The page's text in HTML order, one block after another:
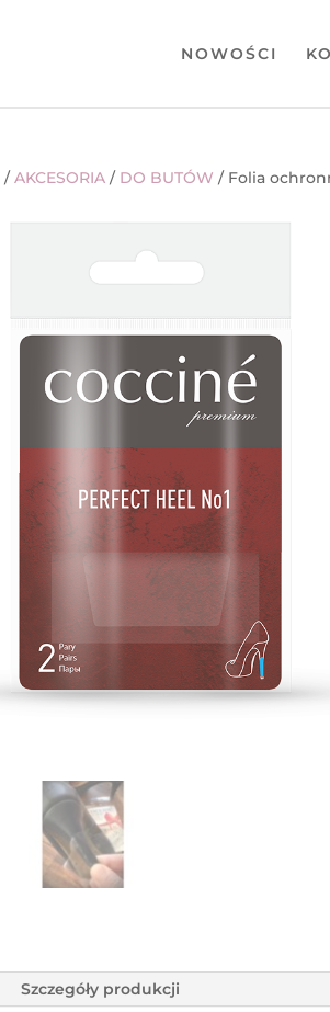
NOWOŚCI
/AKCESORIA / DO BUTÓW / Folia
Szczegóły produkcji